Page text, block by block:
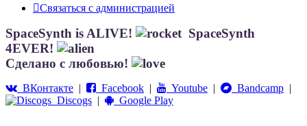
Связаться с администрацией
SpaceSynth is ALIVE!
SpaceSynth
4EVER!
Сделано с любовью!
ВКонтакте | Facebook | Youtube | Bandcamp |
Discogs | Google Play